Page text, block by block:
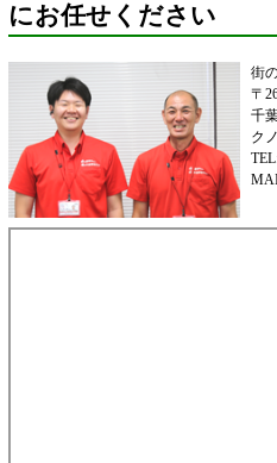
にお任せください
街
〒
千
ク